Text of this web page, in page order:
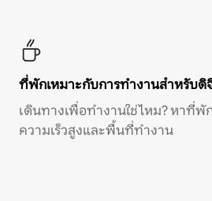
ที่พักเหมาะกับการทำงานสำหรับดิ
เดินทางเพื่อทำงานใช่ไหม? หาที่พั
ความเร็วสูงและพื้นที่ทำงาน